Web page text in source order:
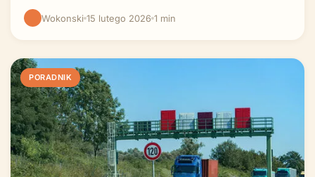
Wokonski 15 lutego 2026 1 min
PORADNIK